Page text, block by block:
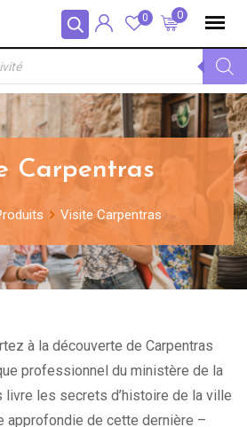
0
0
Carpentras
Visite Carpentras
à la découverte de Carpentras
professionnel du ministère de la
livre les secrets d’histoire de la ville
approfondie de cette dernière –